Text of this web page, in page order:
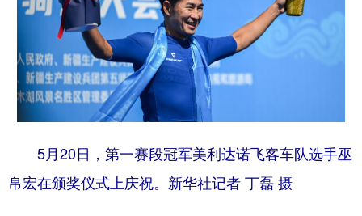
浙江 安徽 江西
山东 河南 湖北
广东 广西 海南
四川 贵州 云南 西藏
陕西 甘肃 青海 宁夏
新疆 内蒙古 黑龙江
5月20日，第一赛段冠军美利达诺飞客车队选手巫
帛宏在颁奖仪式上庆祝。新华社记者 丁磊 摄